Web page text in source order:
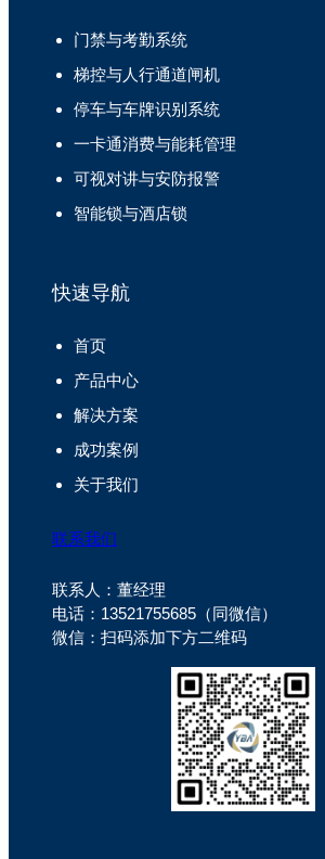
门禁与考勤系统
梯控与人行通道闸机
停车与车牌识别系统
一卡通消费与能耗管理
可视对讲与安防报警
智能锁与酒店锁
快速导航
首页
产品中心
解决方案
成功案例
关于我们
联系我们
联系人：董经理
电话：13521755685（同微信）
微信：扫码添加下方二维码